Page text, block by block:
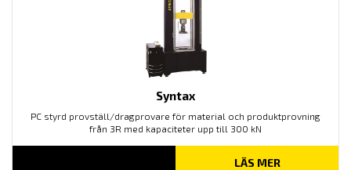
Syntax
PC styrd provställ/dragprovare för material och produktprovning
från 3R med kapaciteter upp till 300 kN
LÄS MER